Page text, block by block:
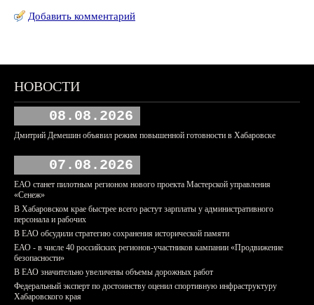
Добавить комментарий
НОВОСТИ
08.08.2026
Дмитрий Демешин объявил режим повышенной готовности в Хабаровске
07.08.2026
ЕАО станет пилотным регионом нового проекта Мастерской управления
«Сенеж»
В Хабаровском крае быстрее всего растут зарплаты у административного
персонала и рабочих
В ЕАО обсудили стратегию сохранения исторической памяти
ЕАО - в числе 40 российских регионов-участников кампании «Продвижение
безопасности»
В ЕАО значительно увеличены объемы дорожных работ
Федеральный эксперт по достоинству оценил спортивную инфраструктуру
Хабаровского края